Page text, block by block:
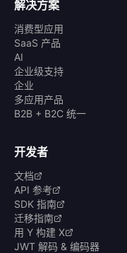
解决方案
消费型应用
SaaS 产品
AI
企业级支持
企业
多应用产品
B2B + B2C 统一
开发者
文档
API 参考
SDK 指南
迁移指南
用 Y 构建 X
JWT 解码 & 编码器